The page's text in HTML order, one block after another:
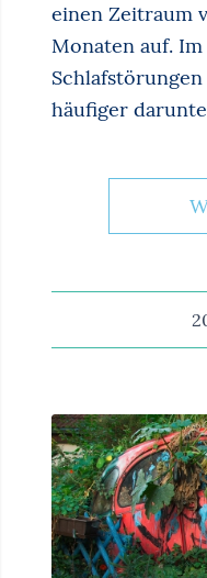
einen Zeitraum
Monaten auf.
häufiger